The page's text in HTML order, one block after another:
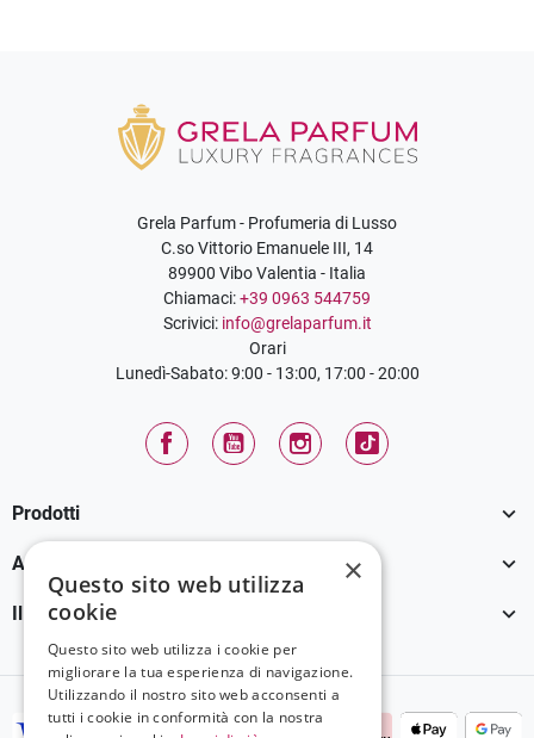
Grela Parfum - Profumeria di Lusso
C.so Vittorio Emanuele III, 14
89900 Vibo Valentia - Italia
Chiamaci:+39 0963 544759
Scrivici: info@grelaparfum.it
Orari
Lunedì-Sabato: 9:00 - 13:00, 17:00 - 20:00
FacebookYouTube InstagramTikTok
Prodotti 
Assistenza Clienti 
Il tuo account 
×
Questo sito web utilizza
cookie
Questo sito web utilizza i cookie per
migliorare la tua esperienza di navigazione.
Utilizzando il nostro sito web acconsenti a
tutti i cookie in conformità con la nostra